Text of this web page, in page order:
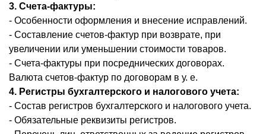
3. Счета-фактуры:
- Особенности оформления и внесение исправлений.
- Составление счетов-фактур при возврате, при
увеличении или уменьшении стоимости товаров.
- Счета-фактуры при посреднических договорах.
Валюта счетов-фактур по договорам в у. е.
4. Регистры бухгалтерского и налогового учета:
- Состав регистров бухгалтерского и налогового учета.
- Обязательные реквизиты регистров.